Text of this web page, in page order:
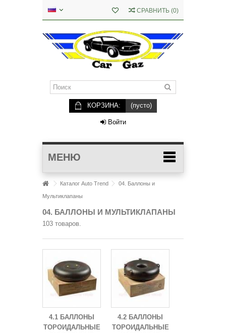
СРАВНИТЬ (0)
КОРЗИНА: (пусто)
Войти
МЕНЮ
Каталог Auto Trend 04. Баллоны и
Мультиклапаны
04. БАЛЛОНЫ И МУЛЬТИКЛАПАНЫ
103 товаров.
4.1 БАЛЛОНЫ
ТОРОИДАЛЬНЫЕ
4.2 БАЛЛОНЫ
ТОРОИДАЛЬНЫЕ